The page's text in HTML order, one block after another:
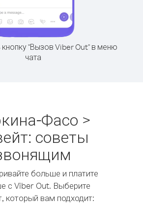
"Вызов Viber Out" в меню
чата
Фасо >
советы
больше и платите
с Viber Out. Выберите
который вам подходит: